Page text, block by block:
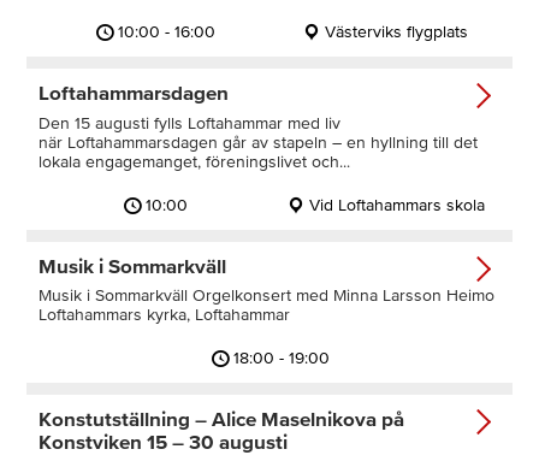
10:00 - 16:00 Västerviks flygplats
10:00 Vid Loftahammars skola
Loftahammarsdagen
Den 15 augusti fylls Loftahammar med liv
när Loftahammarsdagen går av stapeln – en hyllning till det
lokala engagemanget, föreningslivet och...
18:00 - 19:00
Musik i Sommarkväll
Musik i Sommarkväll Orgelkonsert med Minna Larsson Heimo
Loftahammars kyrka, Loftahammar
Konstutställning – Alice Maselnikova på
Konstviken 15 – 30 augusti